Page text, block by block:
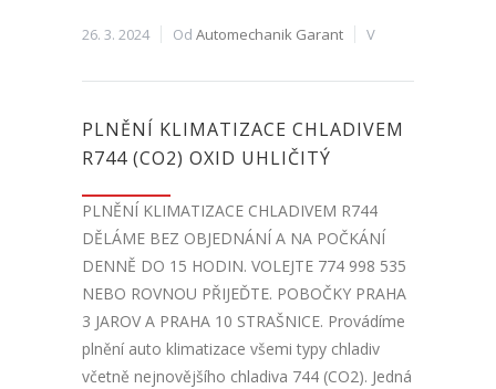
26. 3. 2024 Od Automechanik Garant V
PLNĚNÍ KLIMATIZACE CHLADIVEM
R744 (CO2) OXID UHLIČITÝ
PLNĚNÍ KLIMATIZACE CHLADIVEM R744
DĚLÁME BEZ OBJEDNÁNÍ A NA POČKÁNÍ
DENNĚ DO 15 HODIN. VOLEJTE 774 998 535
NEBO ROVNOU PŘIJEĎTE. POBOČKY PRAHA
3 JAROV A PRAHA 10 STRAŠNICE. Provádíme
plnění auto klimatizace všemi typy chladiv
včetně nejnovějšího chladiva 744 (CO2). Jedná